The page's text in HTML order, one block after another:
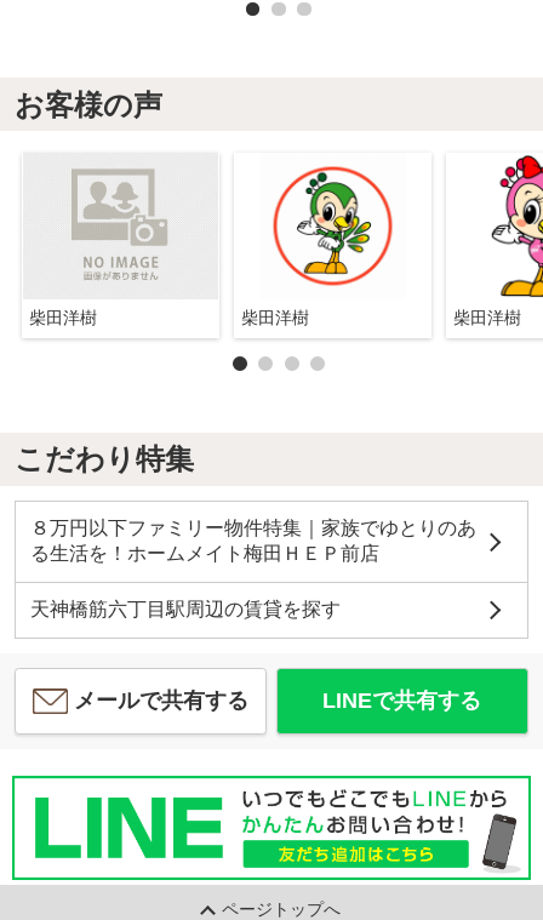
お客様の声
柴田洋樹 柴田洋樹 柴田洋樹
こだわり特集
８万円以下ファミリー物件特集｜家族でゆとりのあ
る生活を！ホームメイト梅田ＨＥＰ前店
天神橋筋六丁目駅周辺の賃貸を探す
メールで共有する LINEで共有する
ページトップへ